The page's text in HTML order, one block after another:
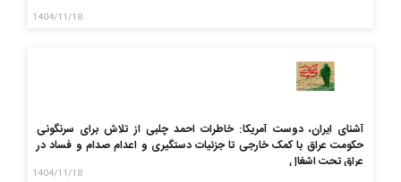
1404/11/18
آشنای ایران، دوست آمریکا: خاطرات احمد چلبی از تلاش برای سرنگونی
حکومت عراق با کمک خارجی تا جزئیات دستگیری و اعدام صدام و فساد در
عراق تحت اشغال
1404/11/18